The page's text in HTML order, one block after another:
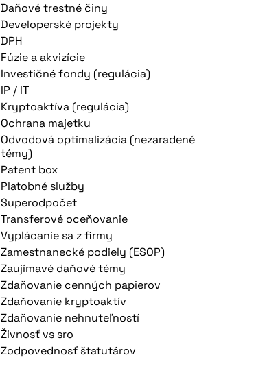
Daňové trestné činy
Developerské projekty
DPH
Fúzie a akvizície
Investičné fondy (regulácia)
IP / IT
Kryptoaktíva (regulácia)
Ochrana majetku
Odvodová optimalizácia (nezaradené
témy)
Patent box
Platobné služby
Superodpočet
Transferové oceňovanie
Vyplácanie sa z firmy
Zamestnanecké podiely (ESOP)
Zaujímavé daňové témy
Zdaňovanie cenných papierov
Zdaňovanie kryptoaktív
Zdaňovanie nehnuteľností
Živnosť vs sro
Zodpovednosť štatutárov